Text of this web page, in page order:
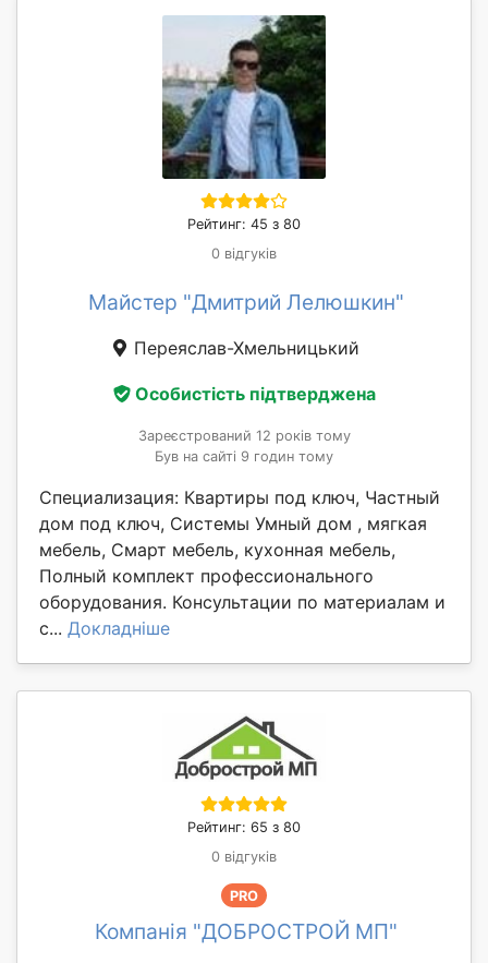
Рейтинг: 45 з 80
0 відгуків
Майстер "Дмитрий Лелюшкин"
Переяслав-Хмельницький
Особистість підтверджена
Зареєстрований 12 років тому
Був на сайті 9 годин тому
Специализация: Квартиры под ключ, Частный
дом под ключ, Системы Умный дом , мягкая
мебель, Смарт мебель, кухонная мебель,
Полный комплект профессионального
оборудования. Консультации по материалам и
с... Докладніше
Рейтинг: 65 з 80
0 відгуків
PRO
Компанія "ДОБРОСТРОЙ МП"